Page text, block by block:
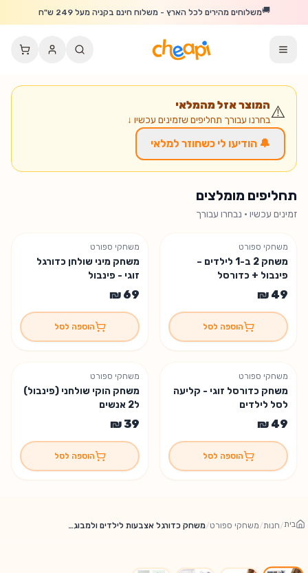
דלג לתוכן הראשי
🚚משלוחים מהירים לכל הארץ - משלוח חינם בקניה מעל 249 ש"ח
⚠️המוצר אזל מהמלאי
בחרנו עבורך תחליפים שזמינים עכשיו ↓
🔔 הודיעו לי כשחוזר למלאי
תחליפים מומלצים
זמינים עכשיו · נבחרו עבורך
משחקי ספורט
משחק 2 ב-1 לילדים –
פינבול + כדורסל
הוספה לסל
משחקי ספורט
משחק מיני שולחן כדורגל
זוגי - פינבול
הוספה לסל
נשארו 6 יחידות
משחקי ספורט
משחק כדורסל זוגי - קליעה
לסל לילדים
הוספה לסל
משחקי ספורט
משחק הוקי שולחני (פינבול)
ל2 אנשים
הוספה לסל
בית/חנות/משחקי ספורט/ משחק כדורגל אצבעות לילדים ולמבוגרים